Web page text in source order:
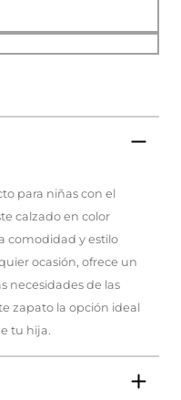
para niñas con el
calzado en color
comodidad y estilo
ocasión, ofrece un
necesidades de las
zapato la opción ideal
tu hija.